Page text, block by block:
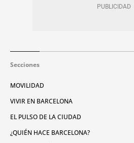
Secciones
MOVILIDAD
VIVIR EN BARCELONA
EL PULSO DE LA CIUDAD
¿QUIÉN HACE BARCELONA?